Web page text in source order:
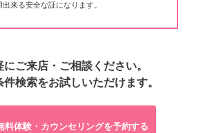
来る安全な証になります。
ご来店・ご相談ください。
検索をお試しいただけます。
料体験・カウンセリングを予約する